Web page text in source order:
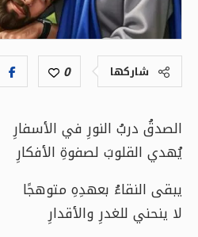
شاركها 0
الصدقُ دربُ النورِ في الأسفارِ
يُهدي القلوبَ لصفوةِ الأفكارِ
يبقى النقاءُ بعهدِهِ متوهجًا
لا ينحني للغدرِ والأقدارِ